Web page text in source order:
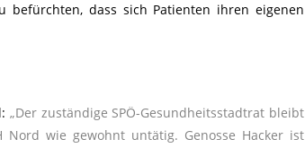
dass sich Patienten ihren eigenen
„Der zuständige SPÖ-Gesundheitsstadtrat bleibt
Nord wie gewohnt untätig. Genosse Hacker ist